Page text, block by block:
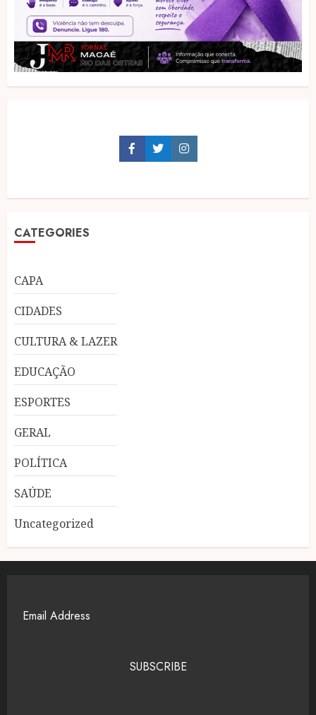
FacebookTwitterInstagram
CATEGORIES
CAPA
CIDADES
CULTURA & LAZER
EDUCAÇÃO
ESPORTES
GERAL
POLÍTICA
SAÚDE
Uncategorized
SUBSCRIBE